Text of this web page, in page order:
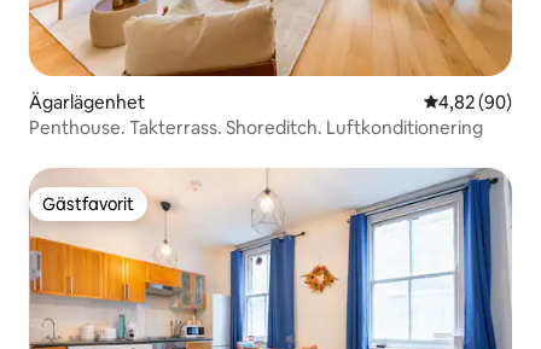
Ägarlägenhet 4,82 av 5 i
4,82 (90)
Penthouse. Takterrass. Shoreditch. Luftkonditionering
Gästfavorit
Gästfavorit